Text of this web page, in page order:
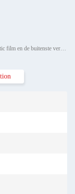
Verpakking Details: We verpakken de asdraad met een plastic film en de buitenste verpakking van de asdraad met een houte